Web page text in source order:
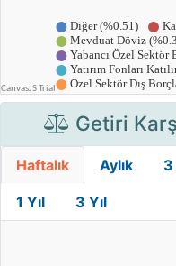
Getiri
Haftalık Aylık 3
1 Yıl 3 Yıl